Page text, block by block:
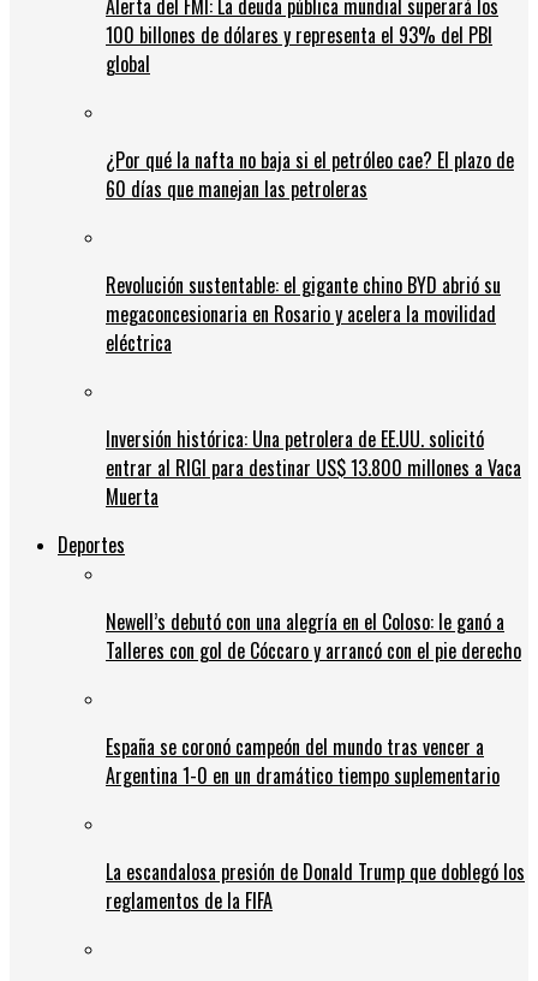
Alerta del FMI: La deuda pública mundial superará los
100 billones de dólares y representa el 93% del PBI
global
¿Por qué la nafta no baja si el petróleo cae? El plazo de
60 días que manejan las petroleras
Revolución sustentable: el gigante chino BYD abrió su
megaconcesionaria en Rosario y acelera la movilidad
eléctrica
Inversión histórica: Una petrolera de EE.UU. solicitó
entrar al RIGI para destinar US$ 13.800 millones a Vaca
Muerta
Deportes
Newell’s debutó con una alegría en el Coloso: le ganó a
Talleres con gol de Cóccaro y arrancó con el pie derecho
España se coronó campeón del mundo tras vencer a
Argentina 1-0 en un dramático tiempo suplementario
La escandalosa presión de Donald Trump que doblegó los
reglamentos de la FIFA